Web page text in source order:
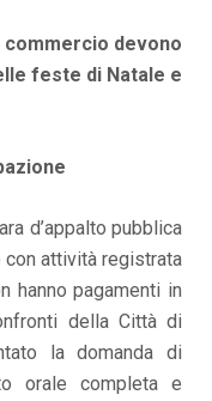
devono
feste di Natale e
d’appalto pubblica
attività registrata
hanno pagamenti in
della Città di
la domanda di
orale completa e